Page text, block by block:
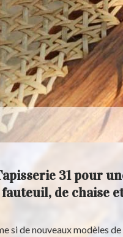
31 pour
fauteuil, de chaise
si de nouveaux modèles